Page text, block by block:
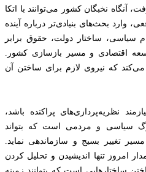
نخبگان کشور می‌توانند با اتکا
وارد بحث‌های بنیادی‌تر درباره آینده
سیاسی، ساختار دولت، حقوق برابر
اقتصادی و مسیر بازسازی کشور.
می‌کند که نیروی لازم برای ساختن آن
نظریه‌پردازی‌های پراکنده باشد،
سیاسی و مردمی است که بتواند
تغییر بسیج و سازماندهی نماید.
امروز تنها اندیشیدن و تحلیل کردن